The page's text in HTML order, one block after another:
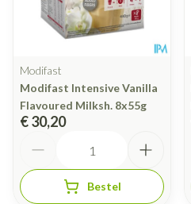
Modifast
Modifast Intensive Vanilla
Flavoured Milksh. 8x55g
€ 30,20
Bestel